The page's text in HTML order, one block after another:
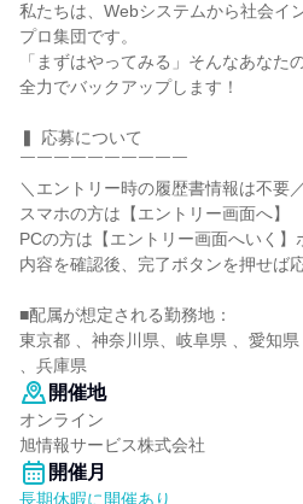
私たちは、Webシステムから社会イ
プロ集団です。
「まずはやってみる」そんなあなた
全力でバックアップします！
▍ 応募について
￣￣￣￣￣￣￣￣￣￣
＼エントリー時の履歴書情報は不要／
スマホの方は【エントリー画面へ】
PCの方は【エントリー画面へいく】
内容を確認後、完了ボタンを押せば
■配属が想定される勤務地：
東京都 、神奈川県、岐阜県 、愛知
、兵庫県
開催地
オンライン
旭情報サービス株式会社
開催月
長期休暇に開催あり